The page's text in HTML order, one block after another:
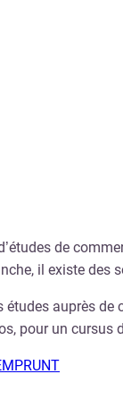
de
il existe des
études auprès
pour un cursus